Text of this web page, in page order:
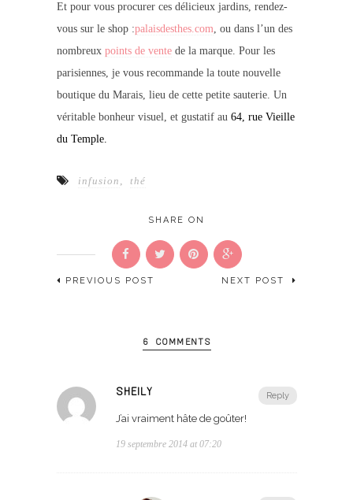
Et pour vous procurer ces délicieux jardins, rendez-
vous sur le shop :palaisdesthes.com, ou dans l’un des
nombreux points de ventede la marque. Pour les
parisiennes, je vous recommande la toute nouvelle
boutique du Marais, lieu de cette petite sauterie. Un
véritable bonheur visuel, et gustatif au 64, rue Vieille
du Temple.
infusion , thé
SHARE ON
PREVIOUS POST NEXT POST
6 COMMENTS
Reply
SHEILY
J’ai vraiment hâte de goûter!
19 septembre 2014 at 07:20